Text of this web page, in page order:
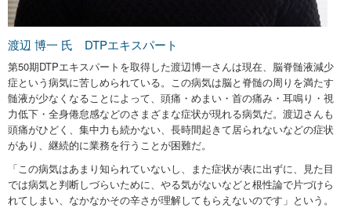
渡辺 博一 氏 DTPエキスパート
第50期DTPエキスパートを取得した渡辺博一さんは現在、脳脊髄液減少
症という病気に苦しめられている。この病気は脳と脊髄の周りを満たす
髄液が少なくなることによって、頭痛・めまい・首の痛み・耳鳴り・視
力低下・全身倦怠感などのさまざまな症状が現れる病気だ。渡辺さんも
頭痛がひどく、集中力も続かない、長時間起きて居られないなどの症状
があり、継続的に業務を行うことが困難だ。
「この病気はあまり知られていないし、また症状が表に出ずに、見た目
では病気と判断しづらいために、やる気がないなどと根性論で片づけら
れてしまい、なかなかその辛さが理解してもらえないのです」という。